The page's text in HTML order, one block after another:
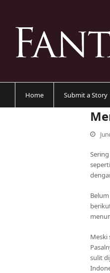
Home Submit a Story
Meski
sulit